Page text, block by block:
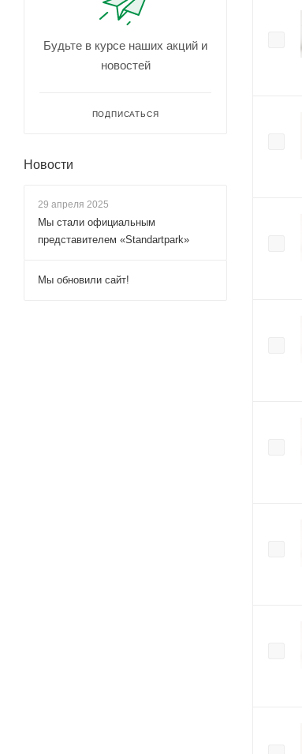
Будьте в курсе наших акций и
новостей
ПОДПИСАТЬСЯ
Новости
29 апреля 2025
Мы стали официальным
представителем «Standartpark»
Мы обновили сайт!